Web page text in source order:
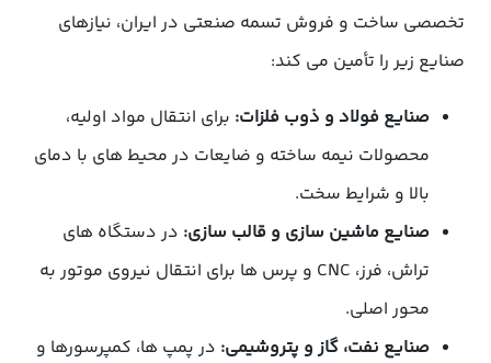
تخصصی ساخت و فروش تسمه صنعتی در ایران، نیازهای
صنایع زیر را تأمین می کند:
صنایع فولاد و ذوب فلزات: برای انتقال مواد اولیه،
محصولات نیمه ساخته و ضایعات در محیط های با دمای
بالا و شرایط سخت.
صنایع ماشین سازی و قالب سازی: در دستگاه های
تراش، فرز، CNC و پرس ها برای انتقال نیروی موتور به
محور اصلی.
صنایع نفت، گاز و پتروشیمی: در پمپ ها، کمپرسورها و